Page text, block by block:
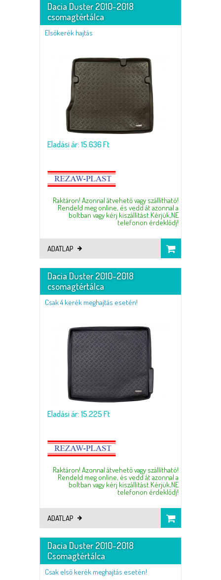
Dacia Duster 2010-2018
csomagtértálca
Elsőkerék hajtás
Eladási ár: 15.636 Ft
Raktáron! Azonnal átvehető vagy szállítható!
Rendeld meg online, és vedd át azonnal a
boltban vagy kérj kiszállítást.Kérjük,NE
telefonon érdeklődj!
ADATLAP
Dacia Duster 2010-2018
csomagtértálca
Csak 4 kerék meghajtás esetén!
Eladási ár: 15.225 Ft
Raktáron! Azonnal átvehető vagy szállítható!
Rendeld meg online, és vedd át azonnal a
boltban vagy kérj kiszállítást.Kérjük,NE
telefonon érdeklődj!
ADATLAP
Dacia Duster 2010-2018
Csomagtértálca
Csak első kerék meghajtás esetén!